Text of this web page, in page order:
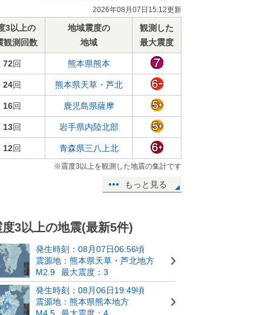
2026年08月07日15:12更新
3以上の
観測回数
地域震度の
地域
観測した
最大震度
72回 熊本県熊本
24回 熊本県天草・芦北
16回 鹿児島県薩摩
13回 岩手県内陸北部
12回 青森県三八上北
※震度3以上を観測した地震の集計です
もっと見る
度3以上の地震(最新5件)
発生時刻：08月07日06:56頃
震源地：熊本県天草・芦北地方
M2.9
最大震度：3
発生時刻：08月06日19:49頃
震源地：熊本県熊本地方
M4.5
最大震度：4